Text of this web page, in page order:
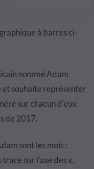
à barres ci-
nommé Adam
et souhaite représenter
sur chacun d'eux
de 2017.
sont les mois :
sur l'axe des x,